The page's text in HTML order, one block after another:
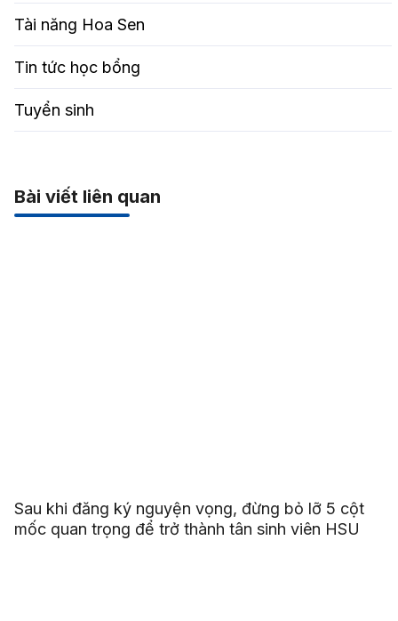
Tài năng Hoa Sen
Tin tức học bổng
Tuyển sinh
Bài viết liên quan
Sau khi đăng ký nguyện vọng, đừng bỏ lỡ 5 cột
mốc quan trọng để trở thành tân sinh viên HSU